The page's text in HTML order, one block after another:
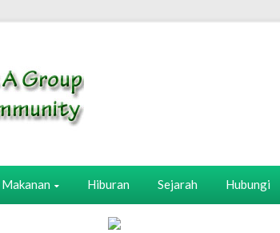
Makanan Hiburan Sejarah Hubungi